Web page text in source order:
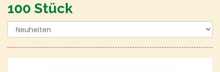
100 Stück